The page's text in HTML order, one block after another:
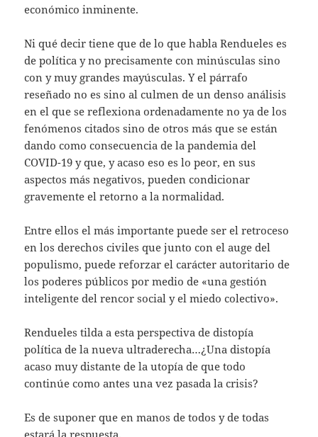
económico inminente.
Ni qué decir tiene que de lo que habla Rendueles es
de política y no precisamente con minúsculas sino
con y muy grandes mayúsculas. Y el párrafo
reseñado no es sino al culmen de un denso análisis
en el que se reflexiona ordenadamente no ya de los
fenómenos citados sino de otros más que se están
dando como consecuencia de la pandemia del
COVID-19 y que, y acaso eso es lo peor, en sus
aspectos más negativos, pueden condicionar
gravemente el retorno a la normalidad.
Entre ellos el más importante puede ser el retroceso
en los derechos civiles que junto con el auge del
populismo, puede reforzar el carácter autoritario de
los poderes públicos por medio de «una gestión
inteligente del rencor social y el miedo colectivo».
Rendueles tilda a esta perspectiva de distopía
política de la nueva ultraderecha…¿Una distopía
acaso muy distante de la utopía de que todo
continúe como antes una vez pasada la crisis?
Es de suponer que en manos de todos y de todas
estará la respuesta.